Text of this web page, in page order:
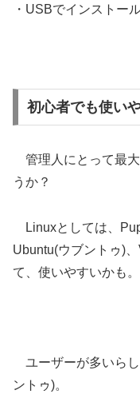
・USBでインストー
初心者でも使い
管理人にとって最
うか？
Linuxとしては、
Ubuntu(ウブントゥ)
て、使いやすいかも。
ユーザーが多いら
ントゥ)。